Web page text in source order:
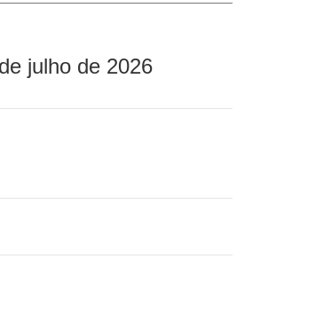
julho de 2026